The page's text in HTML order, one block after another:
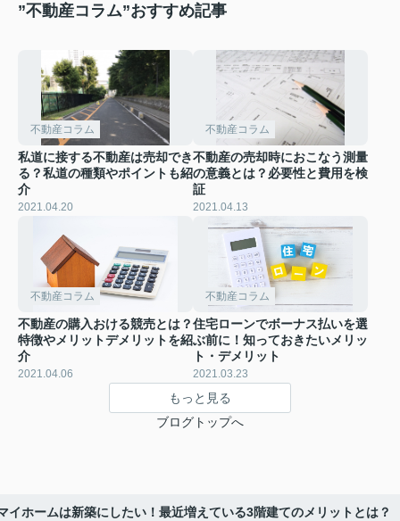
”不動産コラム”おすすめ記事
不動産コラム
私道に接する不動産は売却でき
る？私道の種類やポイントも紹
介
2021.04.20
不動産コラム
不動産の売却時におこなう測量
の意義とは？必要性と費用を検
証
2021.04.13
不動産コラム
不動産の購入おける競売とは？
特徴やメリットデメリットを紹
介
2021.04.06
不動産コラム
住宅ローンでボーナス払いを選
ぶ前に！知っておきたいメリッ
ト・デメリット
2021.03.23
もっと見る
ブログトップへ
イホームは新築にしたい！最近増えている3階建てのメリットとは？